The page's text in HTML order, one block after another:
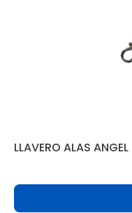
LLAVERO ALAS